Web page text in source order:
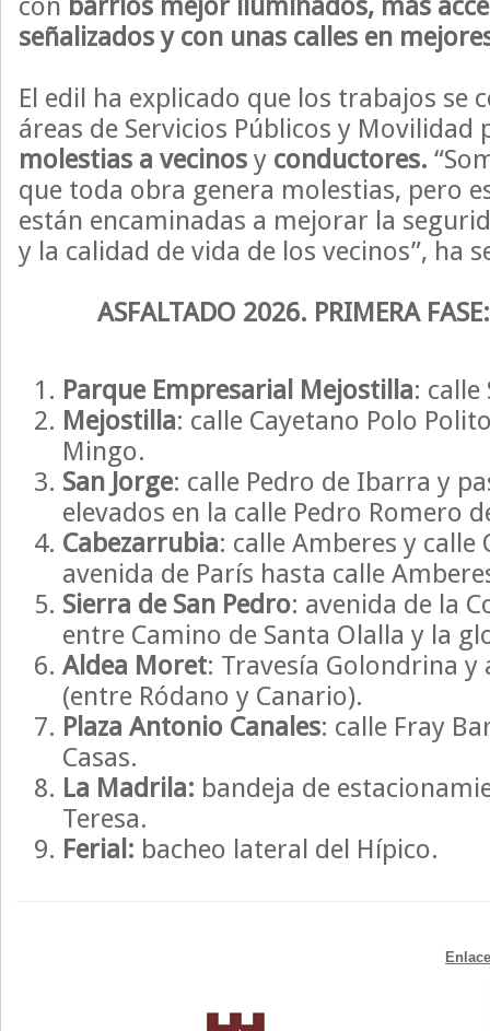
señalizados y con unas calles en
El edil ha explicado que los trabajos se
áreas de Servicios Públicos y Movilidad
molestias a vecinos y conductores.
que toda obra genera molestias, pero
están encaminadas a mejorar la
y la calidad de vida de los vecinos”, ha
ASFALTADO 2026. PRIMERA FASE:
Parque Empresarial Mejostilla: calle
Mejostilla: calle Cayetano Polo
Mingo.
San Jorge: calle Pedro de Ibarra y
elevados en la calle Pedro Romero
Cabezarrubia: calle Amberes y calle
avenida de París hasta calle
Sierra de San Pedro: avenida de la
entre Camino de Santa Olalla y la
Aldea Moret: Travesía Golondrina y
(entre Ródano y Canario).
Plaza Antonio Canales: calle Fray
Casas.
La Madrila: bandeja de
Teresa.
Ferial: bacheo lateral del Hípico.